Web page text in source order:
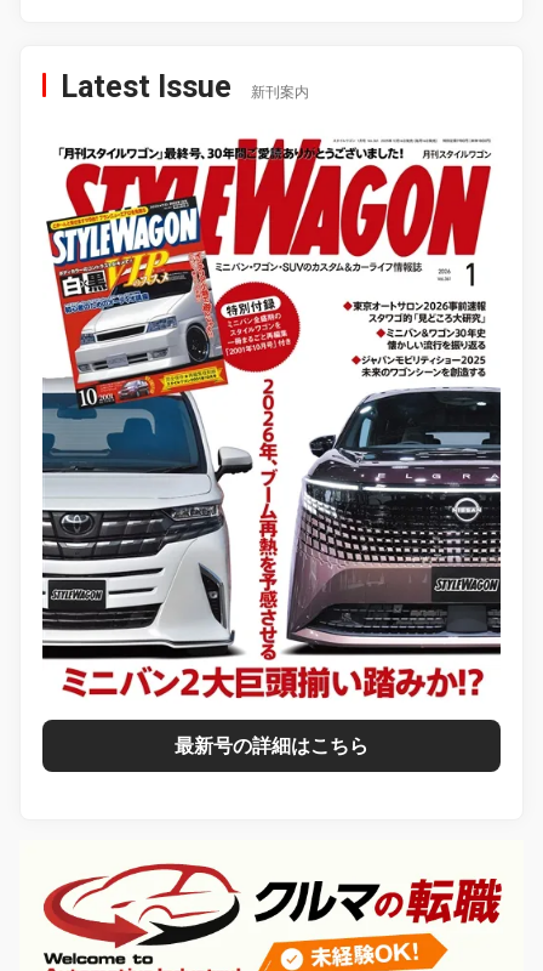
Latest Issue 新刊案内
最新号の詳細はこちら